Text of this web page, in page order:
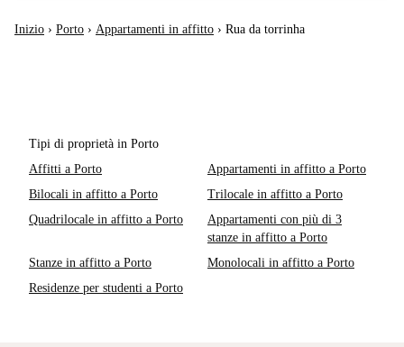
Inizio › Porto › Appartamenti in affitto › Rua da torrinha
Tipi di proprietà in Porto
Affitti a Porto
Appartamenti in affitto a Porto
Bilocali in affitto a Porto
Trilocale in affitto a Porto
Quadrilocale in affitto a Porto
Appartamenti con più di 3
stanze in affitto a Porto
Stanze in affitto a Porto
Monolocali in affitto a Porto
Residenze per studenti a Porto